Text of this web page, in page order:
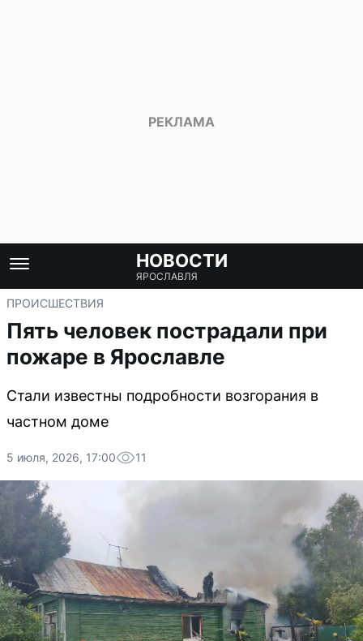
НОВОСТИ
ЯРОСЛАВЛЯ
ПРОИСШЕСТВИЯ
Пять человек пострадали при
пожаре в Ярославле
Стали известны подробности возгорания в
частном доме
5 июля, 2026, 17:00 11